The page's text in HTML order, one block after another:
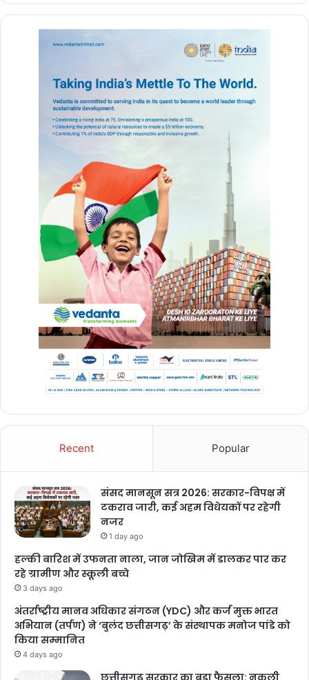
Recent Popular
संसद मानसून सत्र 2026: सरकार-विपक्ष में
टकराव जारी, कई अहम विधेयकों पर रहेगी
नजर
1 day ago
हल्की बारिश में उफनता नाला, जान जोखिम में डालकर पार कर
रहे ग्रामीण और स्कूली बच्चे
3 days ago
अंतर्राष्ट्रीय मानव अधिकार संगठन (YDC) और कर्ज मुक्त भारत
अभियान (तर्पण) ने ‘बुलंद छत्तीसगढ़’ के संस्थापक मनोज पांडे को
किया सम्मानित
4 days ago
छत्तीसगढ़ सरकार का बड़ा फैसला: नकली